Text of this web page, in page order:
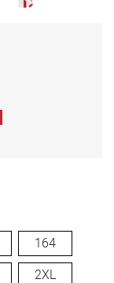
164
2XL